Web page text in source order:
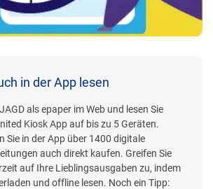
in der App lesen
als epaper im Web und lesen Sie
Kiosk App auf bis zu 5 Geräten.
Sie in der App über 1400 digitale
auch direkt kaufen. Greifen Sie
auf Ihre Lieblingsausgaben zu, indem
und offline lesen. Noch ein Tipp: